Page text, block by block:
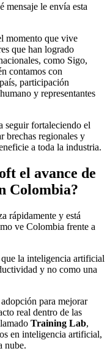
mensaje le envía esta
momento que vive
que han logrado
como Sigo,
contamos con
participación
y representantes
seguir fortaleciendo el
brechas regionales y
a toda la industria.
el avance de
Colombia?
rápidamente y está
ve Colombia frente a
la inteligencia artificial
y no como una
para mejorar
real dentro de las
Training Lab,
en inteligencia artificial,
nube.